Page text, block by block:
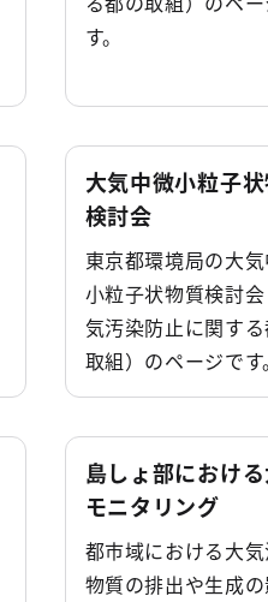
す。
大気中微小粒子
検討会
東京都環境局の大
小粒子状物質検討
気汚染防止に関す
取組）のページです。
島しょ部におけ
モニタリング
都市域における大
物質の排出や生成